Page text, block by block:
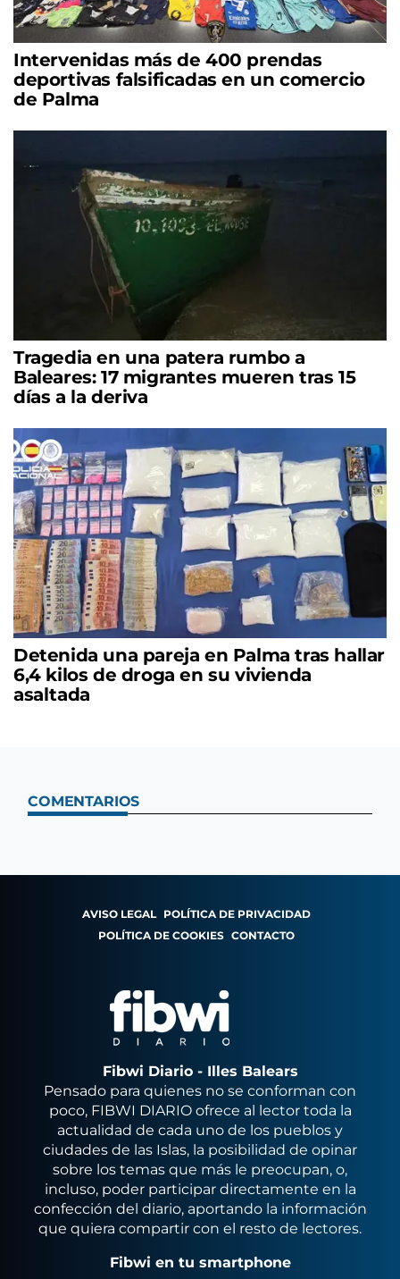
Intervenidas más de 400 prendas
deportivas falsificadas en un comercio
de Palma
Tragedia en una patera rumbo a
Baleares: 17 migrantes mueren tras 15
días a la deriva
Detenida una pareja en Palma tras hallar
6,4 kilos de droga en su vivienda
asaltada
COMENTARIOS
AVISO LEGAL POLÍTICA DE PRIVACIDAD
POLÍTICA DE COOKIES CONTACTO
Fibwi Diario - Illes Balears
Pensado para quienes no se conforman con
poco, FIBWI DIARIO ofrece al lector toda la
actualidad de cada uno de los pueblos y
ciudades de las Islas, la posibilidad de opinar
sobre los temas que más le preocupan, o,
incluso, poder participar directamente en la
confección del diario, aportando la información
que quiera compartir con el resto de lectores.
Fibwi en tu smartphone